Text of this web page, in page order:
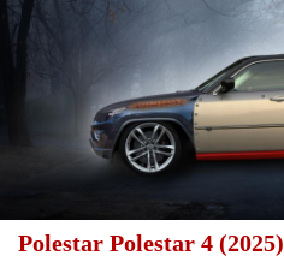
Polestar Polestar 4 (2025)